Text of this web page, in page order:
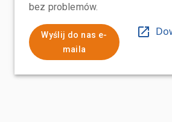
bez problemów.
Wyślij do nas e-
maila